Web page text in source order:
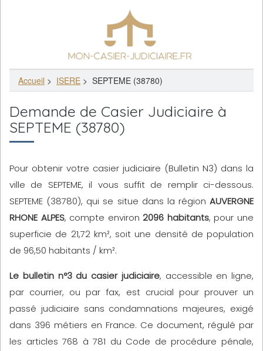
Accueil > ISERE > SEPTEME (38780)
Demande de Casier Judiciaire à
SEPTEME (38780)
Pour obtenir votre casier judiciaire (Bulletin N3) dans la
ville de SEPTEME, il vous suffit de remplir ci-dessous.
SEPTEME (38780), qui se situe dans la région AUVERGNE
RHONE ALPES, compte environ2096 habitants, pour une
superficie de 21,72 km², soit une densité de population
de 96,50 habitants / km².
Le bulletin n°3 du casier judiciaire, accessible en ligne,
par courrier, ou par fax, est crucial pour prouver un
passé judiciaire sans condamnations majeures, exigé
dans 396 métiers en France. Ce document, régulé par
les articles 768 à 781 du Code de procédure pénale,